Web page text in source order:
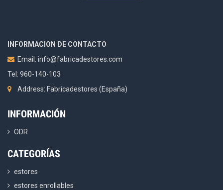
INFORMACION DE CONTACTO
Email: info@fabricadestores.com
Tel: 960-140-103
Address: Fabricadestores (España)
INFORMACIÓN
ODR
CATEGORÍAS
estores
estores enrollables